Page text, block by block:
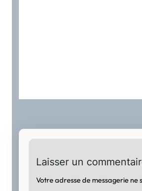
Laisser un
Votre adresse de messagerie ne